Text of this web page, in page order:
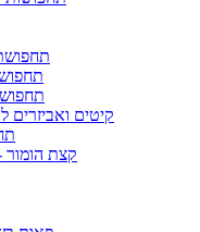
קיטים ואביזרים
קצת הומור